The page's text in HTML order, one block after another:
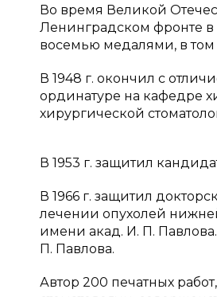
Во время Великой
Ленинградском фронте в
восемью медалями, в
В 1948 г. окончил с
ординатуре на кафедре
хирургической
В 1953 г. защитил
В 1966 г. защитил
лечении опухолей
имени акад. И. П.
П. Павлова.
Автор 200 печатных